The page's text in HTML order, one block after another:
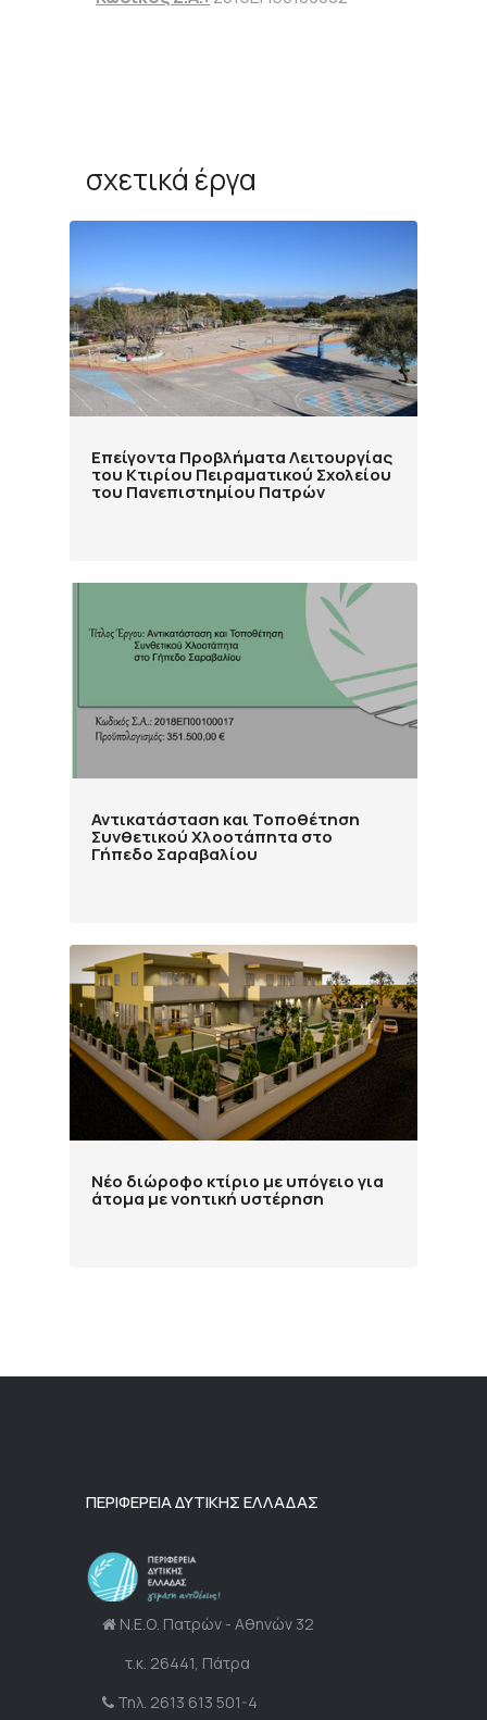
σχετικά έργα
Επείγοντα Προβλήματα Λειτουργίας
του Κτιρίου Πειραματικού Σχολείου
του Πανεπιστημίου Πατρών
Αντικατάσταση και Τοποθέτηση
Συνθετικού Χλοοτάπητα στο
Γήπεδο Σαραβαλίου
Νέο διώροφο κτίριο με υπόγειο για
άτομα με νοητική υστέρηση
ΠΕΡΙΦΕΡΕΙΑ ΔΥΤΙΚΗΣ ΕΛΛΑΔΑΣ
Ν.Ε.Ο. Πατρών - Αθηνών 32
τ.κ. 26441, Πάτρα
Τηλ. 2613 613 501-4